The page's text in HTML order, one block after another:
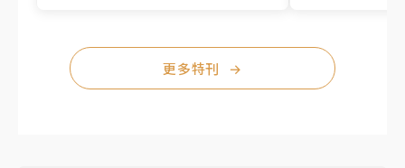
更多特刊 →